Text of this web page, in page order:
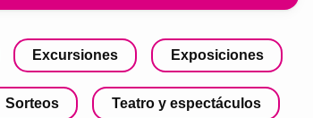
Excursiones Exposiciones
Sorteos Teatro y espectáculos